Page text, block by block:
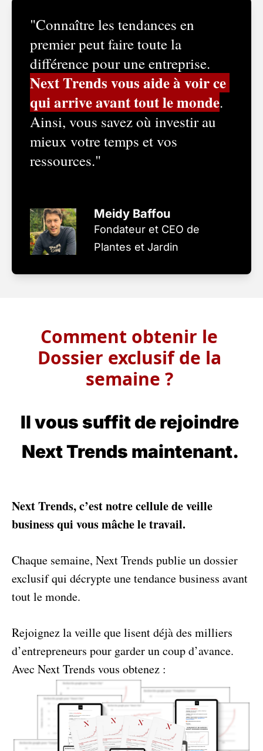
"Connaître les tendances en
premier peut faire toute la
Next Trends vous aide à voir ce
qui arrive avant tout le monde.
Ainsi, vous savez où investir au
mieux votre temps et vos
ressources."
Meidy Baffou
Fondateur et CEO de
Plantes et Jardin
Comment obtenir le
Dossier exclusif de la
semaine ?
Il vous suffit de rejoindre
Next Trends maintenant.
Next Trends, c’est notre cellule de veille
business qui vous mâche le travail.
Chaque semaine, Next Trends publie un dossier
exclusif qui décrypte une tendance business avant
tout le monde.
Rejoignez la veille que lisent déjà des milliers
d’entrepreneurs pour garder un coup d’avance.
Avec Next Trends vous obtenez :